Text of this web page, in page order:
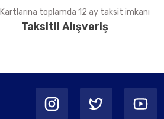
Kartlarına toplamda 12 ay taksit imkanı
Taksitli Alışveriş